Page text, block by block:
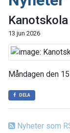
Nyheter som
13 jun 2026
Måndagen den
DELA